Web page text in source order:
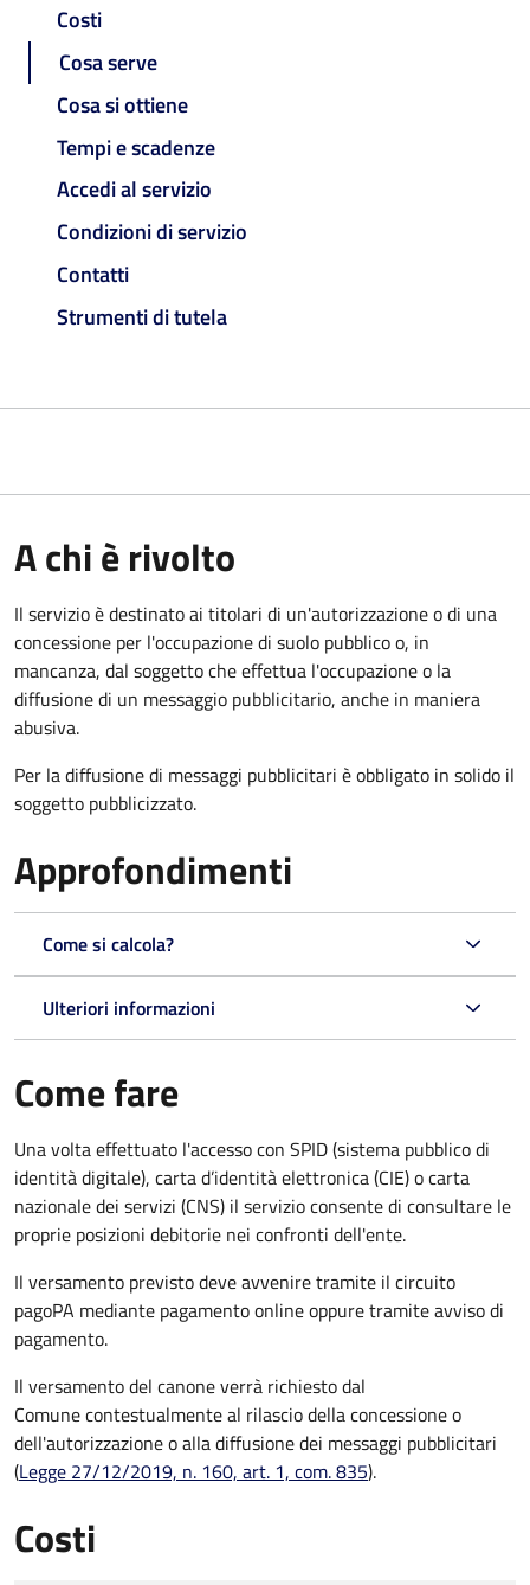
Costi
Cosa serve
Cosa si ottiene
Tempi e scadenze
Accedi al servizio
Condizioni di servizio
Contatti
Strumenti di tutela
A chi è rivolto
Il servizio è destinato ai titolari di un'autorizzazione o di una
concessione per l'occupazione di suolo pubblico o, in
mancanza, dal soggetto che effettua l'occupazione o la
diffusione di un messaggio pubblicitario, anche in maniera
abusiva.
Per la diffusione di messaggi pubblicitari è obbligato in solido il
soggetto pubblicizzato.
Approfondimenti
Come si calcola?
Ulteriori informazioni
Come fare
Una volta effettuato l'accesso con SPID (sistema pubblico di
identità digitale), carta d’identità elettronica (CIE) o carta
nazionale dei servizi (CNS) il servizio consente di consultare le
proprie posizioni debitorie nei confronti dell'ente.
Il versamento previsto deve avvenire tramite il circuito
pagoPA mediante pagamento online oppure tramite avviso di
pagamento.
Il versamento del canone verrà richiesto dal
Comune contestualmente al rilascio della concessione o
dell'autorizzazione o alla diffusione dei messaggi pubblicitari
(Legge 27/12/2019, n. 160, art. 1, com. 835).
Costi